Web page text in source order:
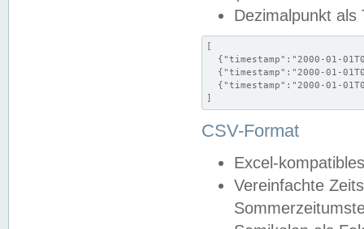
Dezimalpunkt als
[
{"timestamp":"2000-01-
{"timestamp":"2000-01-
{"timestamp":"2000-01-
]
CSV-Format
Excel-
Vereinfachte